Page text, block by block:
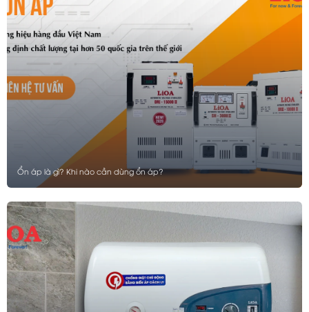
Ổn áp là gì? Khi nào cần dùng ổn áp?